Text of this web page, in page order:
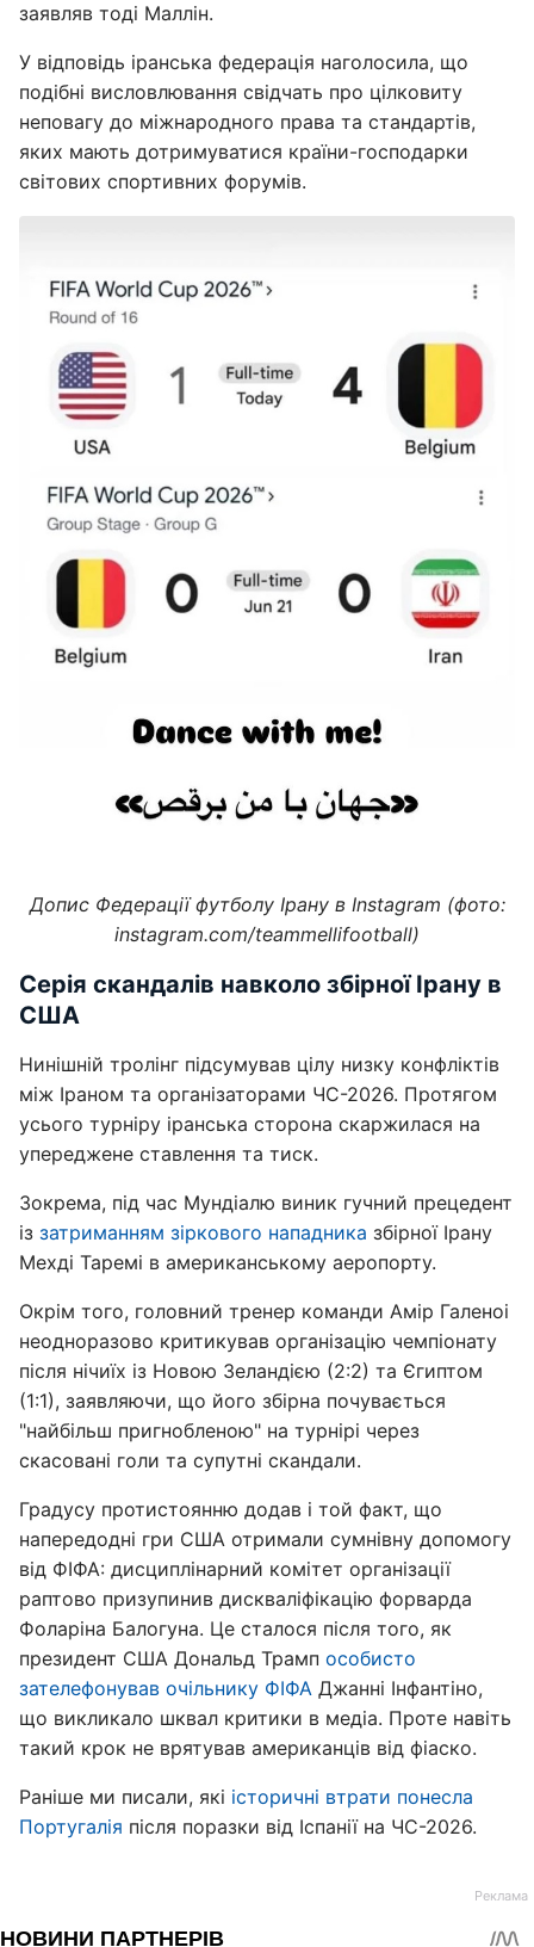
заявляв тоді Маллін.
У відповідь іранська федерація наголосила, що
подібні висловлювання свідчать про цілковиту
неповагу до міжнародного права та стандартів,
яких мають дотримуватися країни-господарки
світових спортивних форумів.
Допис Федерації футболу Ірану в Instagram (фото:
instagram.com/teammellifootball)
Серія скандалів навколо збірної Ірану в
США
Нинішній тролінг підсумував цілу низку конфліктів
між Іраном та організаторами ЧС-2026. Протягом
усього турніру іранська сторона скаржилася на
упереджене ставлення та тиск.
Зокрема, під час Мундіалю виник гучний прецедент
із затриманням зіркового нападника збірної Ірану
Мехді Таремі в американському аеропорту.
Окрім того, головний тренер команди Амір Галеноі
неодноразово критикував організацію чемпіонату
після нічиїх із Новою Зеландією (2:2) та Єгиптом
(1:1), заявляючи, що його збірна почувається
"найбільш пригнобленою" на турнірі через
скасовані голи та супутні скандали.
Градусу протистоянню додав і той факт, що
напередодні гри США отримали сумнівну допомогу
від ФІФА: дисциплінарний комітет організації
раптово призупинив дискваліфікацію форварда
Фоларіна Балогуна. Це сталося після того, як
президент США Дональд Трамп особисто
зателефонував очільнику ФІФА Джанні Інфантіно,
що викликало шквал критики в медіа. Проте навіть
такий крок не врятував американців від фіаско.
Раніше ми писали, які історичні втрати понесла
Португалія після поразки від Іспанії на ЧС-2026.